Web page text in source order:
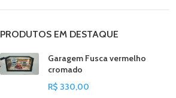
PRODUTOS EM DESTAQUE
Garagem Fusca vermelho
cromado
R$ 330,00